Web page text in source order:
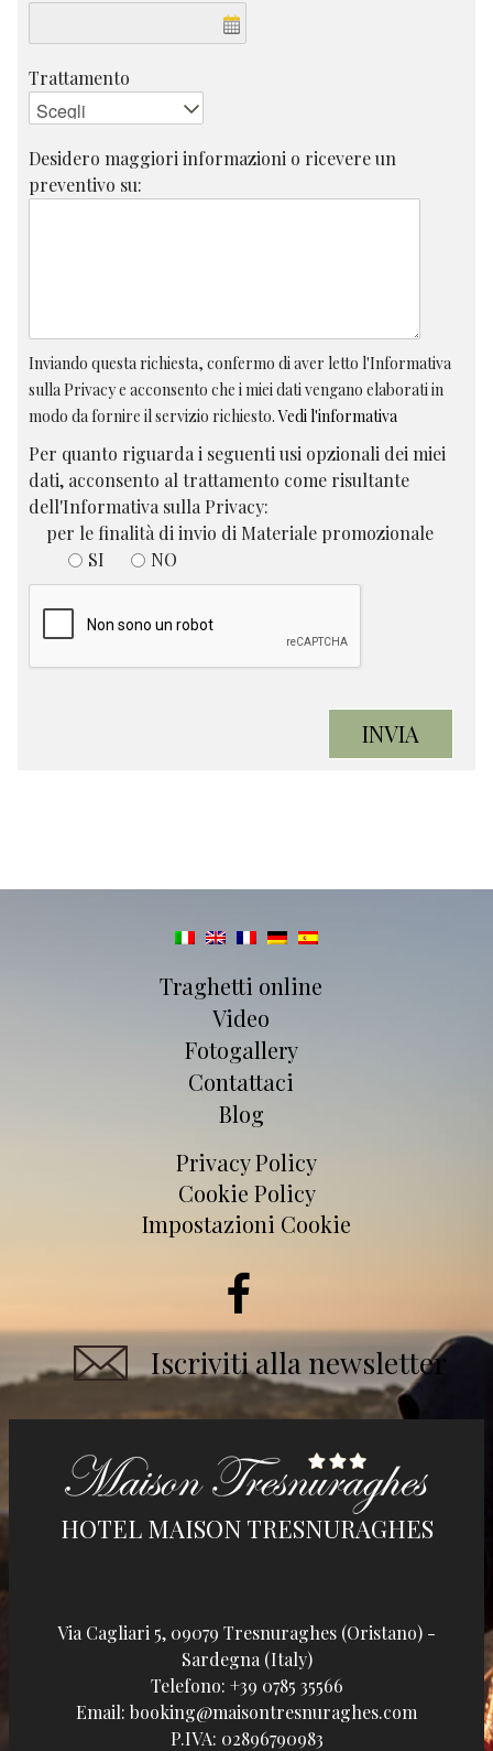
Trattamento
Desidero maggiori informazioni o ricevere un
preventivo su:
Inviando questa richiesta, confermo di aver letto l'Informativa
sulla Privacy e acconsento che i miei dati vengano elaborati in
modo da fornire il servizio richiesto.Vedi l'informativa
Per quanto riguarda i seguenti usi opzionali dei miei
dati, acconsento al trattamento come risultante
dell'Informativa sulla Privacy:
per le finalità di invio di Materiale promozionale
SI
NO
Traghetti online
Video
Fotogallery
Contattaci
Blog
Privacy Policy
Cookie Policy
Impostazioni Cookie
Iscriviti alla newsletter
HOTEL MAISON TRESNURAGHES
Via Cagliari 5, 09079 Tresnuraghes (Oristano) -
Sardegna (Italy)
Telefono: +39 0785 35566
Email: booking@maisontresnuraghes.com
P.IVA: 02896790983